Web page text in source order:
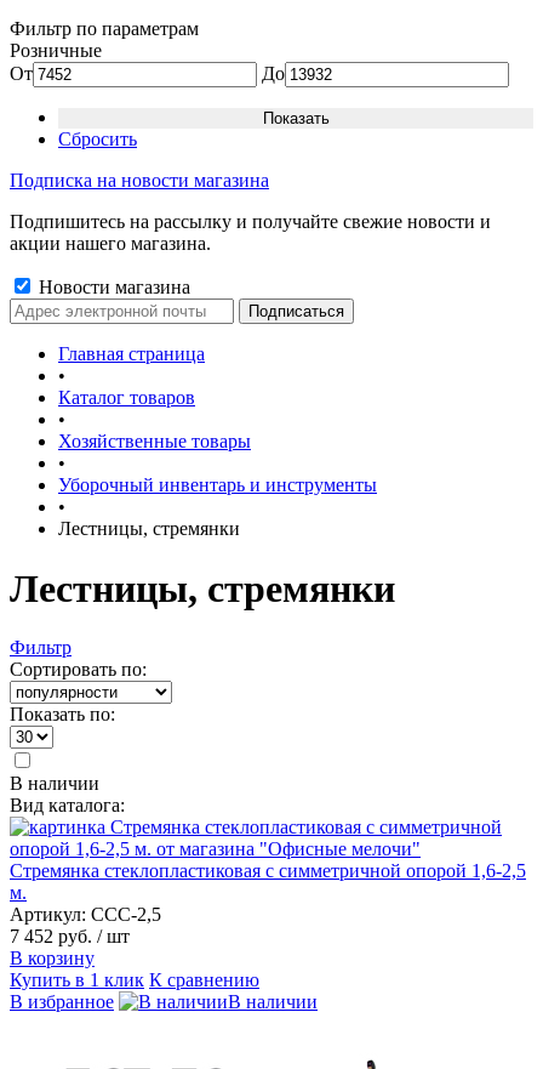
Фильтр по параметрам
Розничные
От
До
Сбросить
Подписка на новости магазина
Подпишитесь на рассылку и получайте свежие новости и
акции нашего магазина.
Новости магазина
Главная страница
•
Каталог товаров
•
Хозяйственные товары
•
Уборочный инвентарь и инструменты
•
Лестницы, стремянки
Лестницы, стремянки
Фильтр
Сортировать по:
Показать по:
В наличии
Вид каталога:
Стремянка стеклопластиковая с симметричной опорой 1,6-2,5
м.
Артикул: ССС-2,5
7 452 руб. / шт
В корзину
Купить в 1 клик К сравнению
В избранное
В наличии